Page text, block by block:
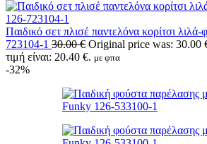
Παιδικό σετ πλισέ παντελόνα κορίτσι
723104-1 30.00€ Original price was: 30.00
τιμή είναι: 20.40 €. με φπα
-32%